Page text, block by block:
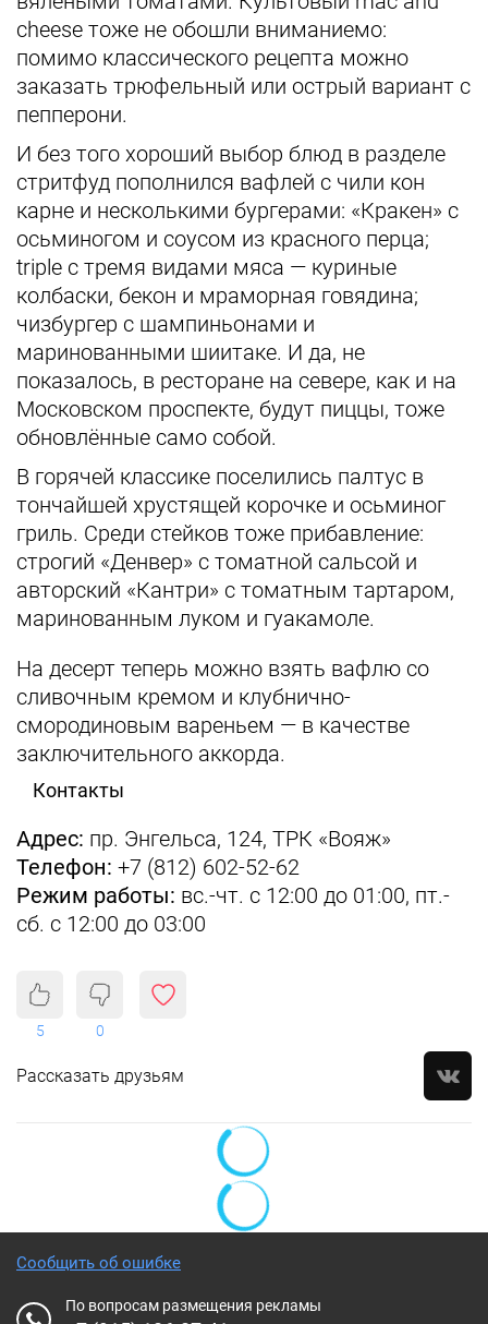
cheese тоже не обошли вниманиемо:
помимо классического рецепта можно
заказать трюфельный или острый вариант с
пепперони.
И без того хороший выбор блюд в разделе
стритфуд пополнился вафлей с чили кон
карне и несколькими бургерами: «Кракен» с
осьминогом и соусом из красного перца;
triple с тремя видами мяса — куриные
колбаски, бекон и мраморная говядина;
чизбургер с шампиньонами и
маринованными шиитаке. И да, не
показалось, в ресторане на севере, как и на
Московском проспекте, будут пиццы, тоже
обновлённые само собой.
В горячей классике поселились палтус в
тончайшей хрустящей корочке и осьминог
гриль. Среди стейков тоже прибавление:
строгий «Денвер» с томатной сальсой и
авторский «Кантри» с томатным тартаром,
маринованным луком и гуакамоле.
На десерт теперь можно взять вафлю со
сливочным кремом и клубнично-
смородиновым вареньем — в качестве
заключительного аккорда.
Контакты
Адрес: пр. Энгельса, 124, ТРК «Вояж»
Телефон: +7 (812) 602-52-62
Режим работы: вс.-чт. с 12:00 до 01:00, пт.-
сб. с 12:00 до 03:00
5 0
Рассказать друзьям
Сообщить об ошибке
По вопросам размещения рекламы